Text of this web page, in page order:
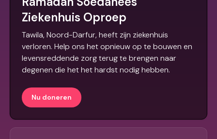
Ziekenhuis Oproep
Tawila, Noord-Darfur, heeft zijn ziekenhuis
verloren. Help ons het opnieuw op te bouwen en
levensreddende zorg terug te brengen naar
degenen die het het hardst nodig hebben.
Nu doneren